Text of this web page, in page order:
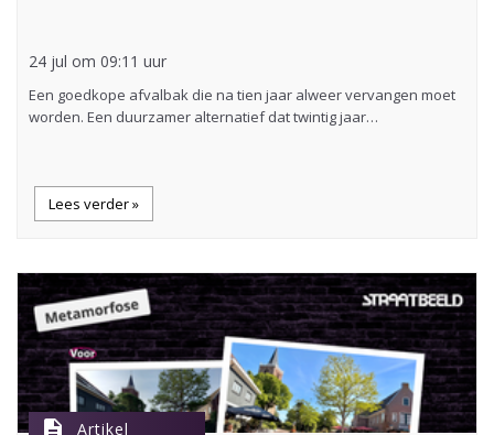
24 jul om 09:11 uur
Een goedkope afvalbak die na tien jaar alweer vervangen moet
worden. Een duurzamer alternatief dat twintig jaar…
Lees verder »
description Artikel